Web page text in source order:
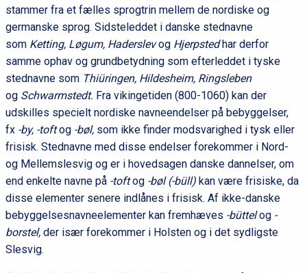
stammer fra et fælles sprogtrin mellem de nordiske og
germanske sprog. Sidsteleddet i danske stednavne
som Ketting, Løgum, Haderslevog Hjerpstedhar derfor
samme ophav og grundbetydning som efterleddet i tyske
stednavne som Thiüringen, Hildesheim, Ringsleben
og Schwarmstedt. Fra vikingetiden (800-1060) kan der
udskilles specielt nordiske navneendelser på bebyggelser,
fx -by, -toftog -bøl, som ikke finder modsvarighed i tysk eller
frisisk. Stednavne med disse endelser forekommer i Nord-
og Mellemslesvig og er i hovedsagen danske dannelser, om
end enkelte navne på -toftog -bøl (-büll) kan være frisiske, da
disse elementer senere indlånes i frisisk. Af ikke-danske
bebyggelsesnavneelementer kan fremhæves -büttelog -
borstel, der især forekommer i Holsten og i det sydligste
Slesvig.